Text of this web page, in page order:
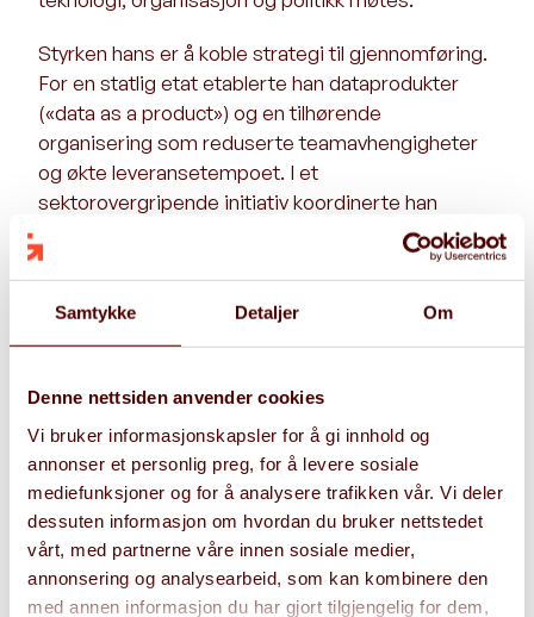
Samtykke Detaljer Om
Denne nettsiden anvender cookies
Vi bruker informasjonskapsler for å gi innhold og
annonser et personlig preg, for å levere sosiale
mediefunksjoner og for å analysere trafikken vår. Vi deler
dessuten informasjon om hvordan du bruker nettstedet
vårt, med partnerne våre innen sosiale medier,
annonsering og analysearbeid, som kan kombinere den
med annen informasjon du har gjort tilgjengelig for dem,
Styrken hans er å koble strategi til gjennomføring.
For en statlig etat etablerte han dataprodukter
(«data as a product») og en tilhørende
organisering som reduserte teamavhengigheter
og økte leveransetempoet. I et
sektorovergripende initiativ koordinerte han
innsats på tvers av virksomheter og interesser,
gjennom kombinasjonen av teknisk dybde og evne
Som prosjektleder kombinerer Mons teknisk
helsemyndighet ledet han utvikling og innføring av
en tjeneste for sikker datautveksling på tvers av
sektorer. Gjennom tydelig kommunikasjon og
systematisk forankring sikret han at løsningen ble
tatt i bruk. Mons følger kunden fra konsept til
implementert løsning og sikrer at gevinstene
realiseres.